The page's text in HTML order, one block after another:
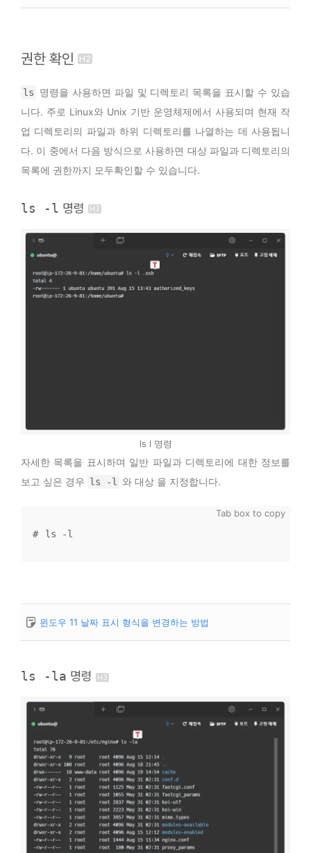
권한 확인
ls
명령을 사용하면 파일 및 디렉토리 목록을 표시할 수 있습
니다. 주로 Linux와 Unix 기반 운영체제에서 사용되며 현재 작
업 디렉토리의 파일과 하위 디렉토리를 나열하는 데 사용됩니
다. 이 중에서 다음 방식으로 사용하면 대상 파일과 디렉토리의
목록에 권한까지 모두확인할 수 있습니다.
ls -l 명령
ls l 명령
자세한 목록을 표시하며 일반 파일과 디렉토리에 대한 정보를
보고 싶은 경우 ls -l 와 대상 을 지정합니다.
ls -l
윈도우 11 날짜 표시 형식을 변경하는 방법
ls -la 명령